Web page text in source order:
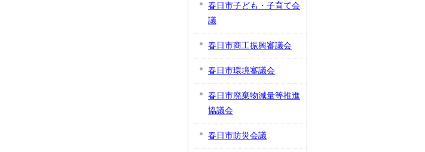
春日市子ども・子育て会
議
春日市商工振興審議会
春日市環境審議会
春日市廃棄物減量等推進
協議会
春日市防災会議